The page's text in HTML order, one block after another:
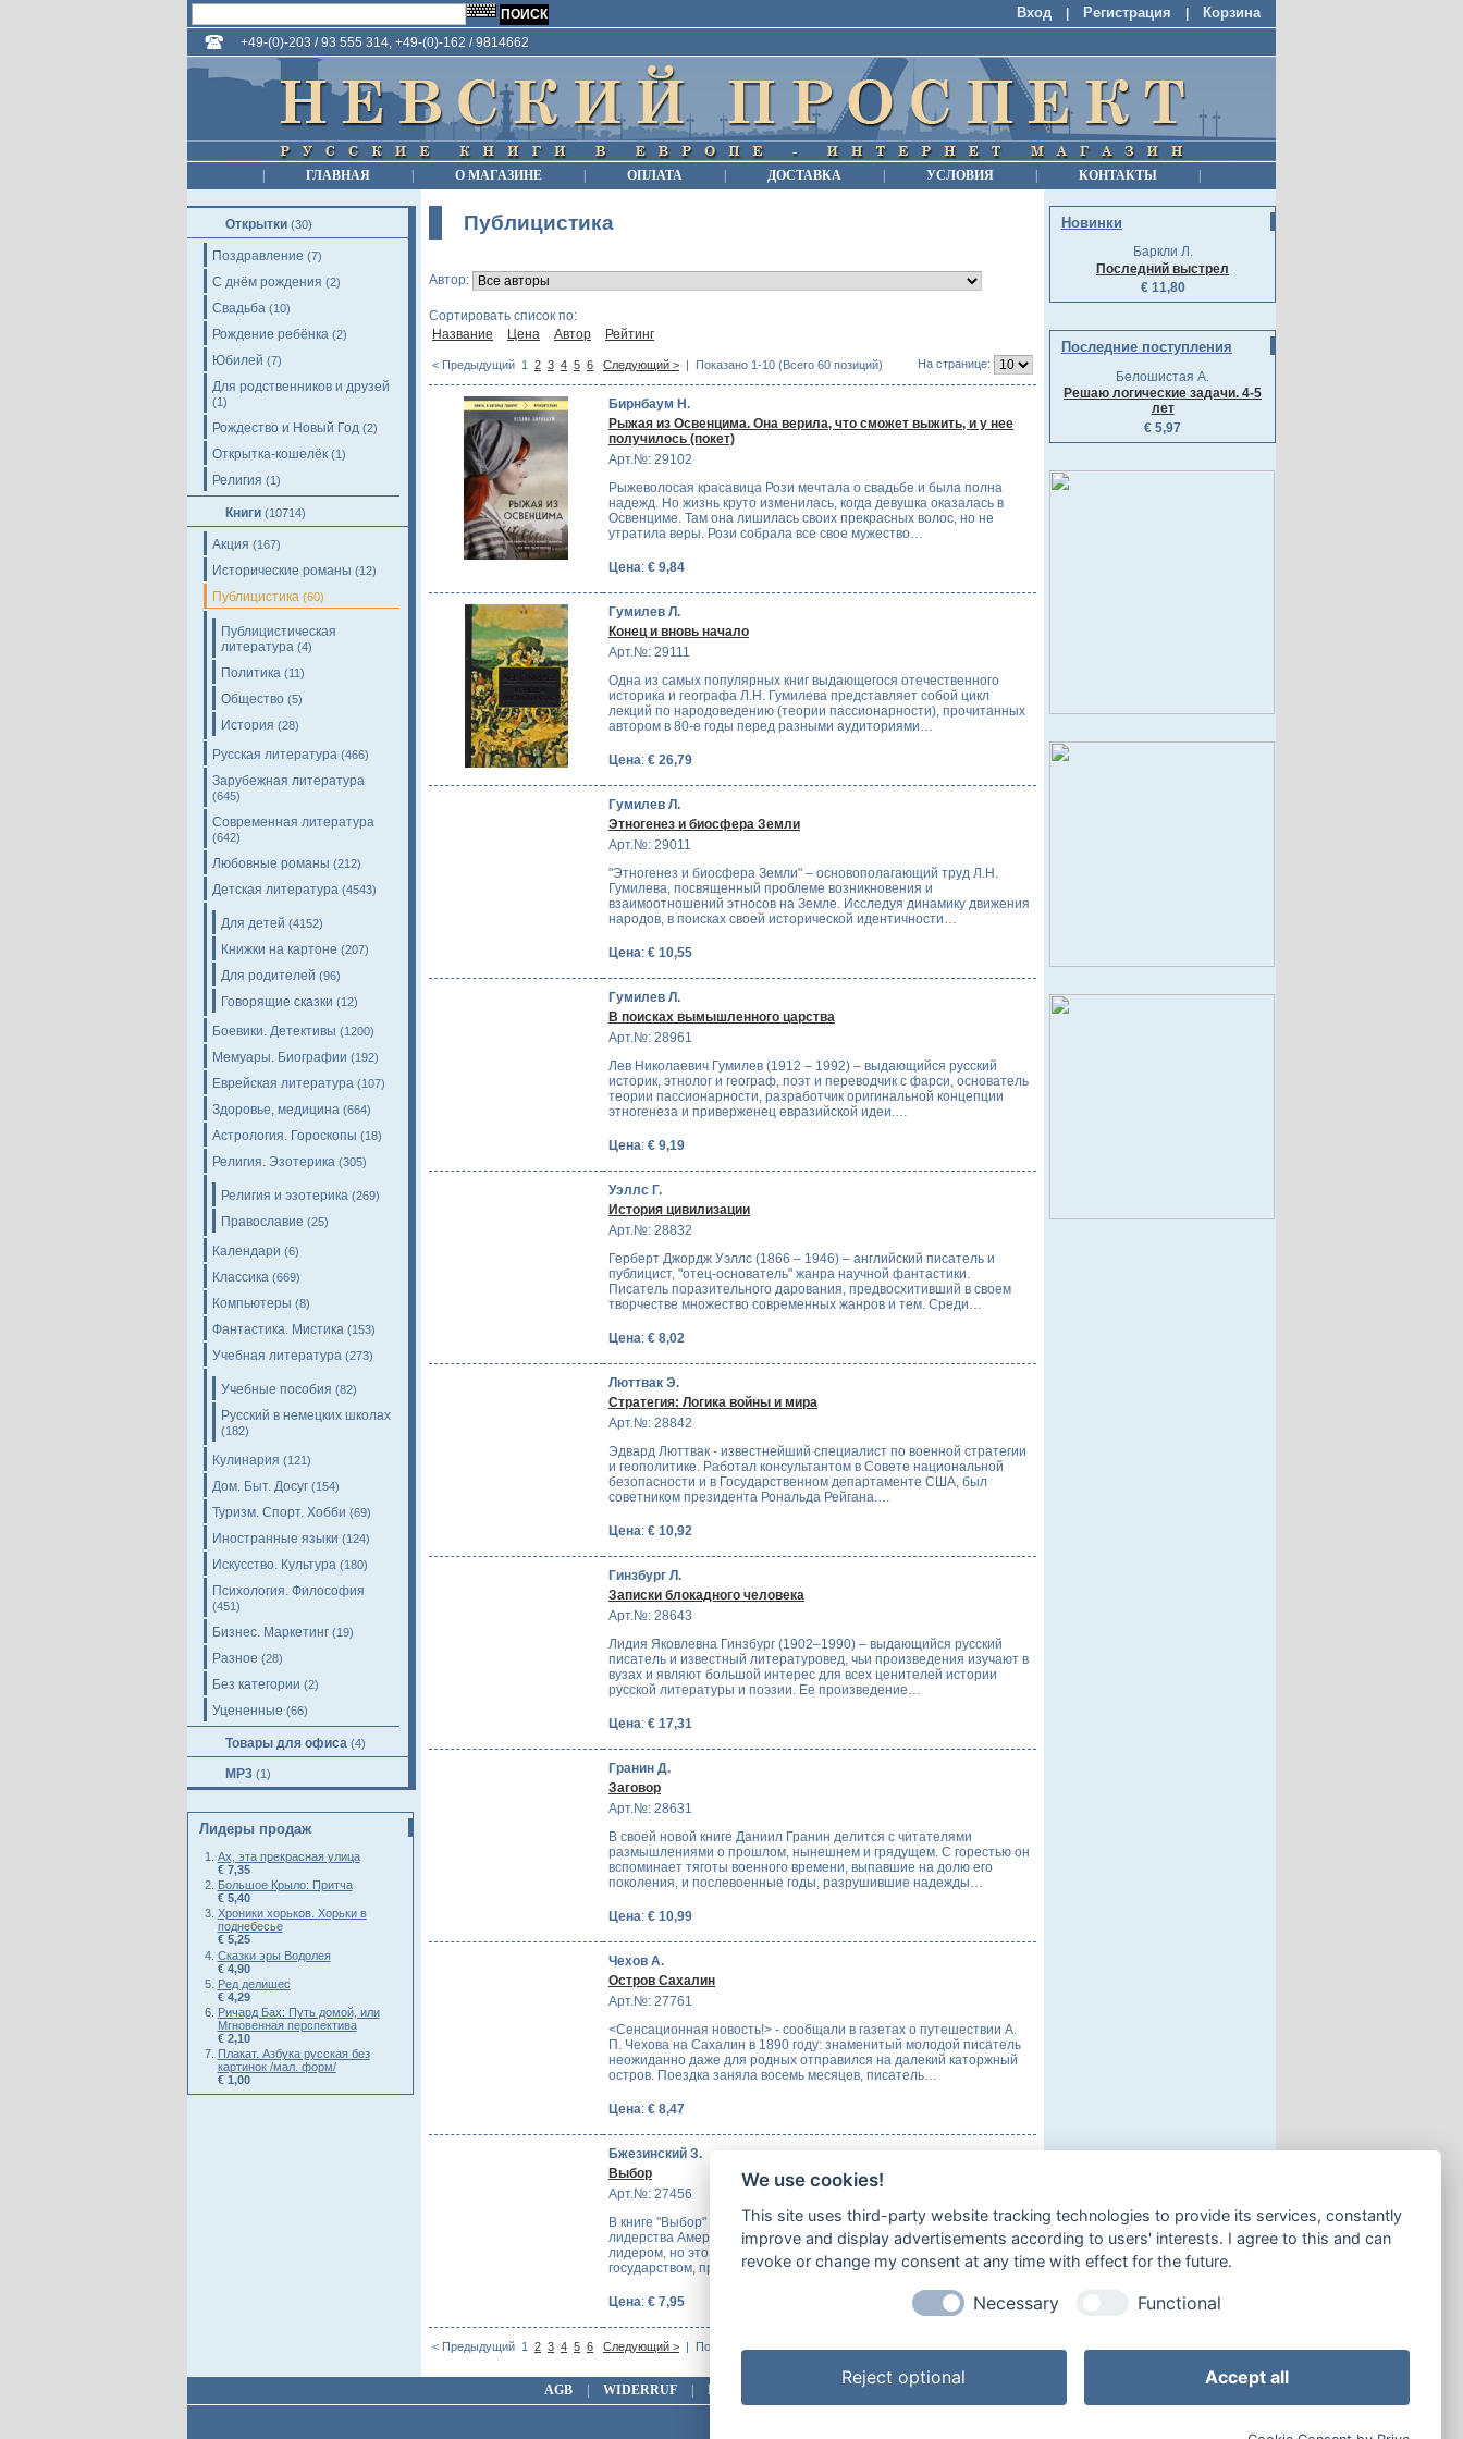
Вход Регистрация Корзина
+49-(0)-203 / 93 555 314, +49-(0)-162 / 9814662
ГЛАВНАЯ О МАГАЗИНЕ ОПЛАТА ДОСТАВКА УСЛОВИЯ КОНТАКТЫ
Открытки (30)
Поздравление (7)
С днём рождения (2)
Свадьба (10)
Рождение ребёнка (2)
Юбилей (7)
Для родственников и друзей
(1)
Рождество и Новый Год (2)
Открытка-кошелёк (1)
Религия (1)
Книги (10714)
Акция (167)
Исторические романы (12)
Публицистика (60)
Публицистическая
литература (4)
Политика (11)
Общество (5)
История (28)
Русская литература (466)
Зарубежная литература
(645)
Современная литература
(642)
Любовные романы (212)
Детская литература (4543)
Для детей (4152)
Книжки на картоне (207)
Для родителей (96)
Говорящие сказки (12)
Боевики. Детективы (1200)
Мемуары. Биографии (192)
Еврейская литература (107)
Здоровье, медицина (664)
Астрология. Гороскопы (18)
Религия. Эзотерика (305)
Религия и эзотерика (269)
Православие (25)
Календари (6)
Классика (669)
Компьютеры (8)
Фантастика. Мистика (153)
Учебная литература (273)
Учебные пособия (82)
Русский в немецких школах
(182)
Кулинария (121)
Дом. Быт. Досуг (154)
Туризм. Спорт. Хобби (69)
Иностранные языки (124)
Искусство. Культура (180)
Психология. Философия
(451)
Бизнес. Маркетинг (19)
Разное (28)
Без категории (2)
Уцененные (66)
Товары для офиса (4)
MP3 (1)
Лидеры продаж
Ах, эта прекрасная улица
€ 7,35
Большое Крыло: Притча
€ 5,40
Хроники хорьков. Хорьки в
поднебесье
€ 5,25
Сказки эры Водолея
€ 4,90
Ред делишес
€ 4,29
Ричард Бах: Путь домой, или
Мгновенная перспектива
€ 2,10
Плакат. Азбука русская без
картинок /мал. форм/
€ 1,00
Публицистика
Автор:
Сортировать список по:
Название
Цена Автор Рейтинг
< Предыдущий 1 2 3 4 5 6 Следующий > | Показано 1-10 (Всего 60 позиций) На странице:
Бирнбаум Н.
Рыжая из Освенцима. Она верила, что сможет выжить, и у нее
получилось (покет)
Арт.№: 29102
Рыжеволосая красавица Рози мечтала о свадьбе и была полна
надежд. Но жизнь круто изменилась, когда девушка оказалась в
Освенциме. Там она лишилась своих прекрасных волос, но не
утратила веры. Рози собрала все свое мужество…
Цена: € 9,84
Гумилев Л.
Конец и вновь начало
Арт.№: 29111
Одна из самых популярных книг выдающегося отечественного
историка и географа Л.Н. Гумилева представляет собой цикл
лекций по народоведению (теории пассионарности), прочитанных
автором в 80-е годы перед разными аудиториями…
Цена: € 26,79
Гумилев Л.
Этногенез и биосфера Земли
Арт.№: 29011
"Этногенез и биосфера Земли" – основополагающий труд Л.Н.
Гумилева, посвященный проблеме возникновения и
взаимоотношений этносов на Земле. Исследуя динамику движения
народов, в поисках своей исторической идентичности…
Цена: € 10,55
Гумилев Л.
В поисках вымышленного царства
Арт.№: 28961
Лев Николаевич Гумилев (1912 – 1992) – выдающийся русский
историк, этнолог и географ, поэт и переводчик с фарси, основатель
теории пассионарности, разработчик оригинальной концепции
этногенеза и приверженец евразийской идеи.…
Цена: € 9,19
Уэллс Г.
История цивилизации
Арт.№: 28832
Герберт Джордж Уэллс (1866 – 1946) – английский писатель и
публицист, "отец-основатель" жанра научной фантастики.
Писатель поразительного дарования, предвосхитивший в своем
творчестве множество современных жанров и тем. Среди…
Цена: € 8,02
Люттвак Э.
Стратегия: Логика войны и мира
Арт.№: 28842
Эдвард Люттвак - известнейший специалист по военной стратегии
и геополитике. Работал консультантом в Совете национальной
безопасности и в Государственном департаменте США, был
советником президента Рональда Рейгана.…
Цена: € 10,92
Гинзбург Л.
Записки блокадного человека
Арт.№: 28643
Лидия Яковлевна Гинзбург (1902–1990) – выдающийся русский
писатель и известный литературовед, чьи произведения изучают в
вузах и являют большой интерес для всех ценителей истории
русской литературы и поэзии. Ее произведение…
Цена: € 17,31
Гранин Д.
Заговор
Арт.№: 28631
В своей новой книге Даниил Гранин делится с читателями
размышлениями о прошлом, нынешнем и грядущем. С горестью он
вспоминает тяготы военного времени, выпавшие на долю его
поколения, и послевоенные годы, разрушившие надежды…
Цена: € 10,99
Чехов А.
Остров Сахалин
Арт.№: 27761
<Сенсационная новость!> - сообщали в газетах о путешествии А.
П. Чехова на Сахалин в 1890 году: знаменитый молодой писатель
неожиданно даже для родных отправился на далекий каторжный
остров. Поездка заняла восемь месяцев, писатель…
Цена: € 8,47
Бжезинский З.
Выбор
Арт.№: 27456
В книге "Выбор" автор излагает свою концепцию глобального
лидерства Америки: только США могут и должны быть мировым
лидером, но это, в свою очередь, требует от США перестать быть
государством, преследующим свои узконациональные…
Цена: € 7,95
< Предыдущий 1 2 3 4 5 6 Следующий > | Показано 1-10 (Всего 60 позиций)
Новинки
Баркли Л.
Последний выстрел
€ 11,80
Последние поступления
Белошистая А.
Решаю логические задачи. 4-5
лет
€ 5,97
AGB WIDERRUF DATENSCHUTZ IMPRESSUM
We use cookies!
This site uses third-party website tracking technologies to provide its services, constantly
improve and display advertisements according to users' interests. I agree to this and can
revoke or change my consent at any time with effect for the future.
Necessary Functional
Reject optional Accept all